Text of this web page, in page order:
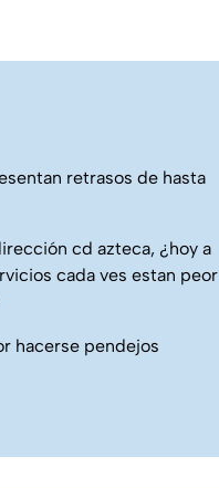
retrasos de hasta
cd azteca, ¿hoy a
cada ves estan peor
hacerse pendejos